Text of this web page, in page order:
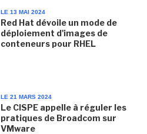
LE 13 MAI 2024
Red Hat dévoile un mode de
déploiement d'images de
conteneurs pour RHEL
LE 21 MARS 2024
Le CISPE appelle à réguler les
pratiques de Broadcom sur
VMware